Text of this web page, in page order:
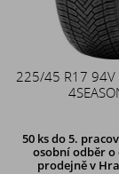
225/45 R17 94V
50 ks do 5.
osobní odběr o
prodejněv